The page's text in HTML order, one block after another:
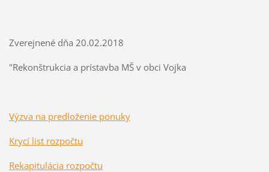
Zverejnené dňa 20.02.2018
"Rekonštrukcia a prístavba MŠ v obci Vojka
Výzva na predloženie ponuky
Krycí list rozpočtu
Rekapitulácia rozpočtu